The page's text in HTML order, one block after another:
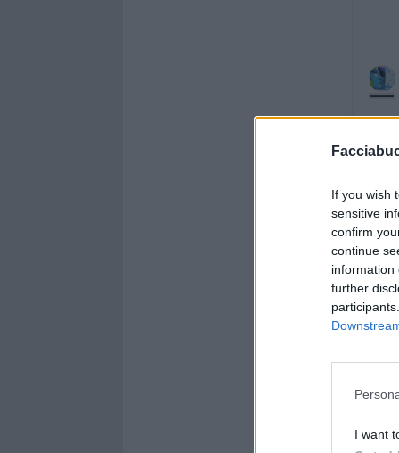
If you wish
sensitive
confirm
continue
information
further
I want